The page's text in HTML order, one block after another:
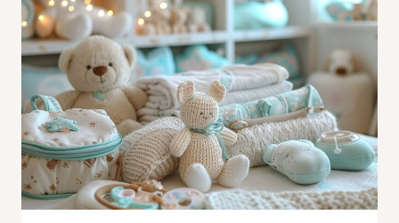
MOINS
CHER
EN
ENCRE
:
LES
CARTOUCHES
COMPATIBLES